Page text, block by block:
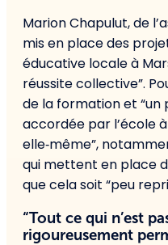
Marion Chapulut, de
mis en place des
éducative locale à
réussite collective”.
de la formation et “un
accordée par l’école
elle‑même”,
qui mettent en place
que cela soit “peu
“Tout ce qui n’est
rigoureusement